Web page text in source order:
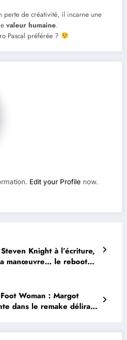
perte de créativité, il incarne une
valeur humaine.
Pascal préférée ?
Edit your Profile now.
Knight à l’écriture,
manœuvre… le reboot
Woman : Margot
dans le remake délirant